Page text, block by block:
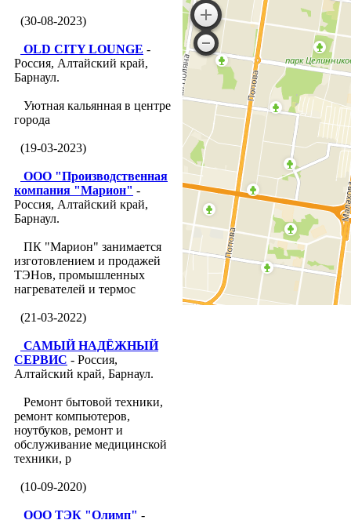
(30-08-2023)
OLD CITY LOUNGE -
Россия, Алтайский край,
Барнаул.
Уютная кальянная в центре
города
(19-03-2023)
ООО "Производственная
компания "Марион" -
Россия, Алтайский край,
Барнаул.
ПК "Марион" занимается
изготовлением и продажей
ТЭНов, промышленных
нагревателей и термос
(21-03-2022)
САМЫЙ НАДЁЖНЫЙ
СЕРВИС - Россия,
Алтайский край, Барнаул.
Ремонт бытовой техники,
ремонт компьютеров,
ноутбуков, ремонт и
обслуживание медицинской
техники, р
(10-09-2020)
ООО ТЭК "Олимп" -